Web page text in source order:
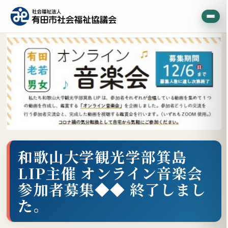
和歌山大学観光学部箕島
LIP主催 オンライン音楽会
参加者募集◆◆ 終了しまし
た。